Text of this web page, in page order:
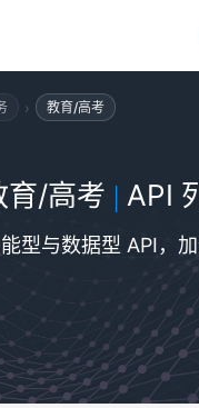
› 教育/高考
育/高考 | API
型与数据型 API，